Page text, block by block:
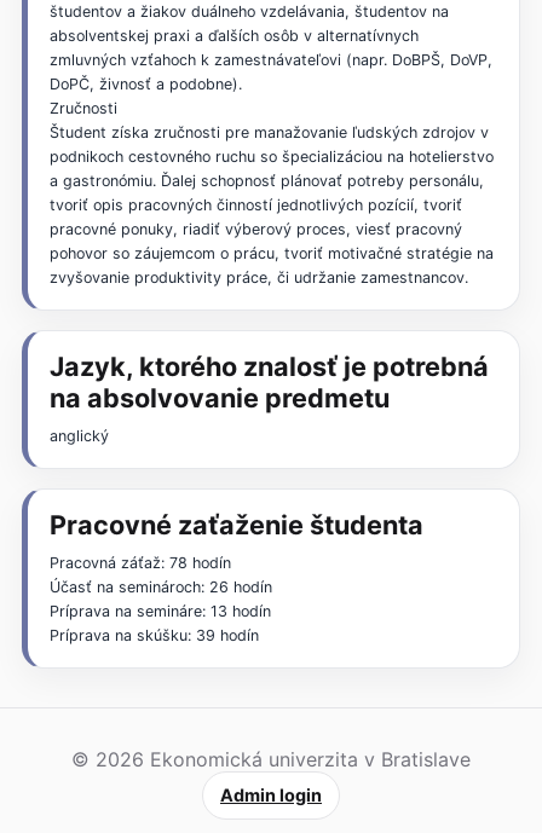
študentov a žiakov duálneho vzdelávania, študentov na
absolventskej praxi a ďalších osôb v alternatívnych
zmluvných vzťahoch k zamestnávateľovi (napr. DoBPŠ, DoVP,
DoPČ, živnosť a podobne).
Zručnosti
Študent získa zručnosti pre manažovanie ľudských zdrojov v
podnikoch cestovného ruchu so špecializáciou na hotelierstvo
a gastronómiu. Ďalej schopnosť plánovať potreby personálu,
tvoriť opis pracovných činností jednotlivých pozícií, tvoriť
pracovné ponuky, riadiť výberový proces, viesť pracovný
pohovor so záujemcom o prácu, tvoriť motivačné stratégie na
zvyšovanie produktivity práce, či udržanie zamestnancov.
Jazyk, ktorého znalosť je potrebná
na absolvovanie predmetu
anglický
Pracovné zaťaženie študenta
Pracovná záťaž: 78 hodín
Účasť na seminároch: 26 hodín
Príprava na semináre: 13 hodín
Príprava na skúšku: 39 hodín
© 2026 Ekonomická univerzita v Bratislave
Admin login